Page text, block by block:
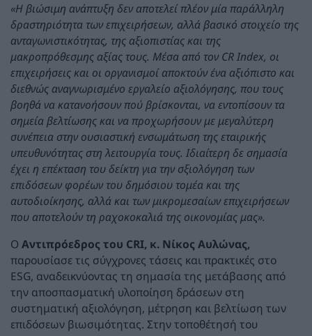
«Η βιώσιμη ανάπτυξη δεν αποτελεί πλέον μία παράλληλη
δραστηριότητα των επιχειρήσεων, αλλά βασικό στοιχείο της
ανταγωνιστικότητας, της αξιοπιστίας και της
μακροπρόθεσμης αξίας τους. Μέσα από τον CR Index, οι
επιχειρήσεις και οι οργανισμοί αποκτούν ένα αξιόπιστο και
διεθνώς αναγνωρισμένο εργαλείο αξιολόγησης, που τους
βοηθά να κατανοήσουν πού βρίσκονται, να εντοπίσουν τα
σημεία βελτίωσης και να προχωρήσουν με μεγαλύτερη
συνέπεια στην ουσιαστική ενσωμάτωση της εταιρικής
υπευθυνότητας στη λειτουργία τους. Ιδιαίτερη δε σημασία
έχει η επέκταση του δείκτη για την σξιολόγηση των
επιδόσεων φορέων του δημόσιου τομέα και της
αυτοδιοίκησης, αλλά και των μικρομεσαίων επιχειρήσεων
που αποτελούν τη ραχοκοκαλιά της οικονομίας μας».
Ο Αντιπρόεδρος του CRI, κ. Νίκος Αυλώνας,
παρουσίασε τις σύγχρονες τάσεις και πρακτικές στο
ESG, αναδεικνύοντας τη σημασία της μετάβασης από
την αποσπασματική υλοποίηση δράσεων στη
συστηματική αξιολόγηση, μέτρηση και βελτίωση των
επιδόσεων βιωσιμότητας. Στην τοποθέτησή του